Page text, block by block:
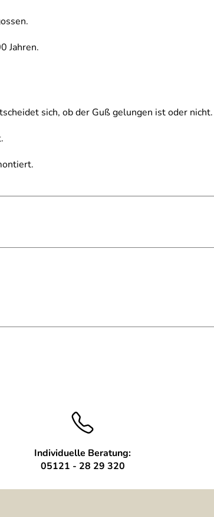
Jahren.
sich, ob der Guß gelungen ist oder nicht.
Individuelle Beratung:
05121 - 28 29 320